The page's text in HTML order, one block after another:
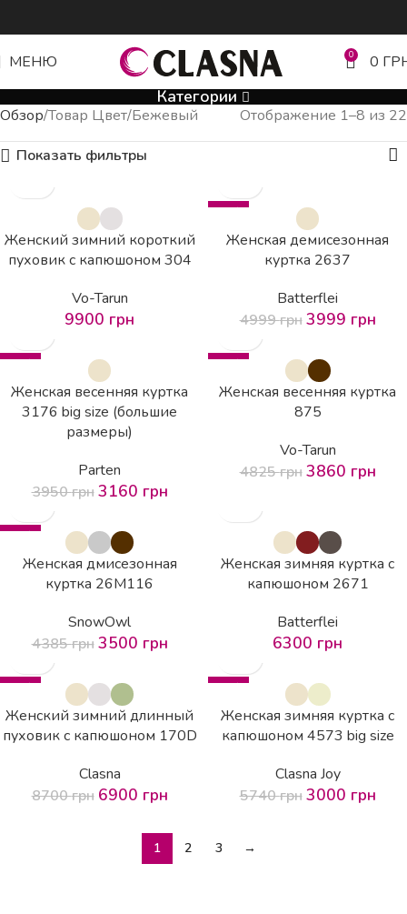
МЕНЮ 0 0
Категории
Обзор Товар Цвет Бежевый
Отображение 1–8 из 22
Показать фильтры
Женский зимний короткий
пуховик с капюшоном 304
Vo-Tarun
9900 грн
-20%
Женская демисезонная
куртка 2637
Batterflei
4999грн 3999 грн
-20%
Женская весенняя куртка
3176 big size (большие
размеры)
Parten
3950грн 3160 грн
-20%
Женская весенняя куртка
875
Vo-Tarun
4825грн 3860 грн
-20%
Женская дмисезонная
куртка 26М116
SnowOwl
4385грн 3500 грн
Женская зимняя куртка с
капюшоном 2671
Batterflei
6300 грн
-21%
Женский зимний длинный
пуховик с капюшоном 170D
Clasna
8700грн 6900 грн
-48%
Женская зимняя куртка с
капюшоном 4573 big size
Clasna Joy
5740грн 3000 грн
1 2 3 →